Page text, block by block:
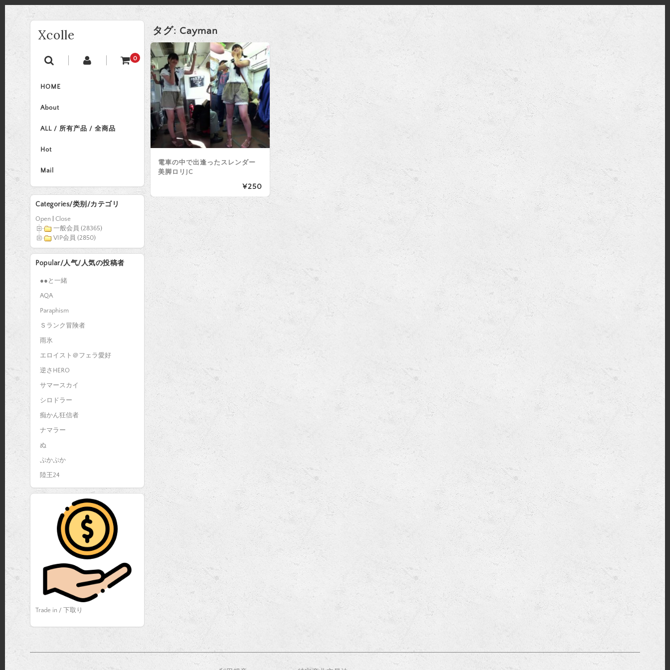
Xcolle
0
HOME
About
ALL / 所有产品 / 全商品
Hot
Mail
タグ: Cayman
電車の中で出逢ったスレンダー
美脚ロリJC
¥250
Categories/类别/カテゴリ
Open
Close
一般会員 (28365)
VIP会員 (2850)
Popular/人气/人気の投稿者
●●と一緒
AQA
Paraphism
Ｓランク冒険者
雨氷
エロイスト＠フェラ愛好
逆さHERO
サマースカイ
シロドラー
痴かん狂信者
ナマラー
ぬ
ぷかぷか
陸王24
Trade in / 下取り